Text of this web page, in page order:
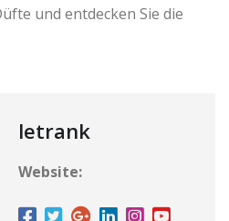
und entdecken Sie die
letrank
Website: